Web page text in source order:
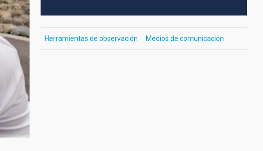
Herramientas de observación Medios de comunicación